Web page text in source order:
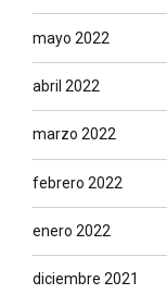
mayo 2022
abril 2022
marzo 2022
febrero 2022
enero 2022
diciembre 2021